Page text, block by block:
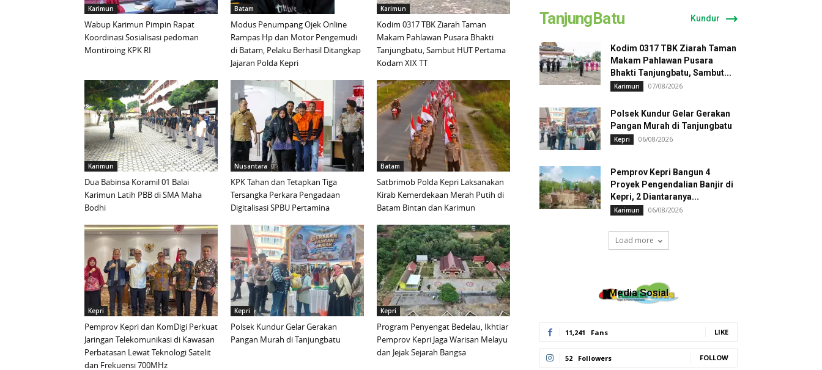
Karimun
Wabup Karimun Pimpin Rapat
Koordinasi Sosialisasi pedoman
Montiroing KPK RI
Batam
Modus Penumpang Ojek Online
Rampas Hp dan Motor Pengemudi
di Batam, Pelaku Berhasil Ditangkap
Jajaran Polda Kepri
Karimun
Kodim 0317 TBK Ziarah Taman
Makam Pahlawan Pusara Bhakti
Tanjungbatu, Sambut HUT Pertama
Kodam XIX TT
Karimun
Dua Babinsa Koramil 01 Balai
Karimun Latih PBB di SMA Maha
Bodhi
Nusantara
KPK Tahan dan Tetapkan Tiga
Tersangka Perkara Pengadaan
Digitalisasi SPBU Pertamina
Batam
Satbrimob Polda Kepri Laksanakan
Kirab Kemerdekaan Merah Putih di
Batam Bintan dan Karimun
Kepri
Pemprov Kepri dan KomDigi Perkuat
Jaringan Telekomunikasi di Kawasan
Perbatasan Lewat Teknologi Satelit
dan Frekuensi 700MHz
Kepri
Polsek Kundur Gelar Gerakan
Pangan Murah di Tanjungbatu
Kepri
Program Penyengat Bedelau, Ikhtiar
Pemprov Kepri Jaga Warisan Melayu
dan Jejak Sejarah Bangsa
TanjungBatu Kundur
Kodim 0317 TBK Ziarah Taman
Makam Pahlawan Pusara
Bhakti Tanjungbatu, Sambut...
Karimun 07/08/2026
Polsek Kundur Gelar Gerakan
Pangan Murah di Tanjungbatu
Kepri 06/08/2026
Pemprov Kepri Bangun 4
Proyek Pengendalian Banjir di
Kepri, 2 Diantaranya...
Karimun 06/08/2026
Load more
Media Sosial
11,241 Fans LIKE
52 Followers FOLLOW